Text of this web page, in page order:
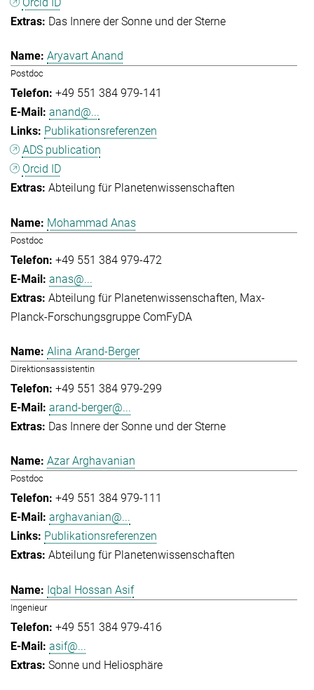
Das Innere der Sonne und der Sterne
Aryavart Anand
Postdoc
+49 551 384 979-141
anand@...
Publikationsreferenzen
ADS publication
Orcid ID
Abteilung für Planetenwissenschaften
Mohammad Anas
Postdoc
+49 551 384 979-472
anas@...
Abteilung für Planetenwissenschaften Max-
Planck-Forschungsgruppe ComFyDA
Alina Arand-Berger
Direktionsassistentin
+49 551 384 979-299
arand-berger@...
Das Innere der Sonne und der Sterne
Azar Arghavanian
Postdoc
+49 551 384 979-111
arghavanian@...
Publikationsreferenzen
Abteilung für Planetenwissenschaften
Iqbal Hossan Asif
Ingenieur
+49 551 384 979-416
asif@...
Sonne und Heliosphäre